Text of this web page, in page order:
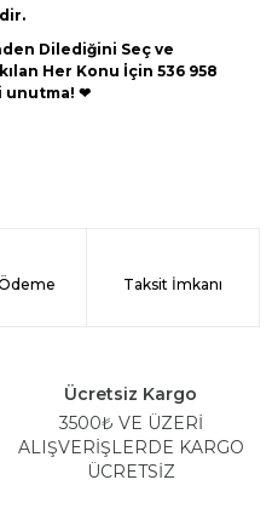
Dilediğini Seç ve
Her Konu İçin 536 958
unutma! ❤
Taksit İmkanı
Ücretsiz Kargo
3500₺ VE ÜZERİ
ALIŞVERİŞLERDE KARGO
ÜCRETSİZ